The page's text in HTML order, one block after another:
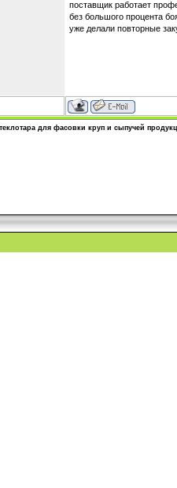
поставщик работает
без большого процента
уже делали повторные
для фасовки круп и сыпучей